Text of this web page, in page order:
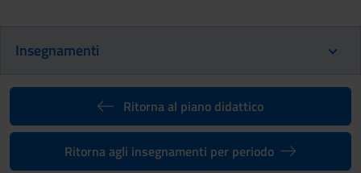
Insegnamenti
Ritorna al piano didattico
Ritorna agli insegnamenti per periodo